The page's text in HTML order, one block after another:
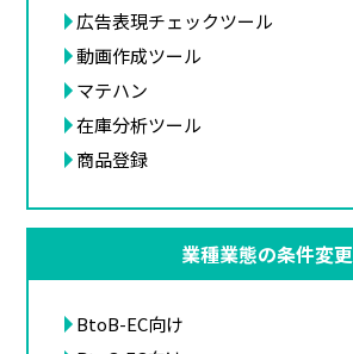
広告表現チェックツール
動画作成ツール
マテハン
在庫分析ツール
商品登録
業種業態の条件変更
BtoB-EC向け